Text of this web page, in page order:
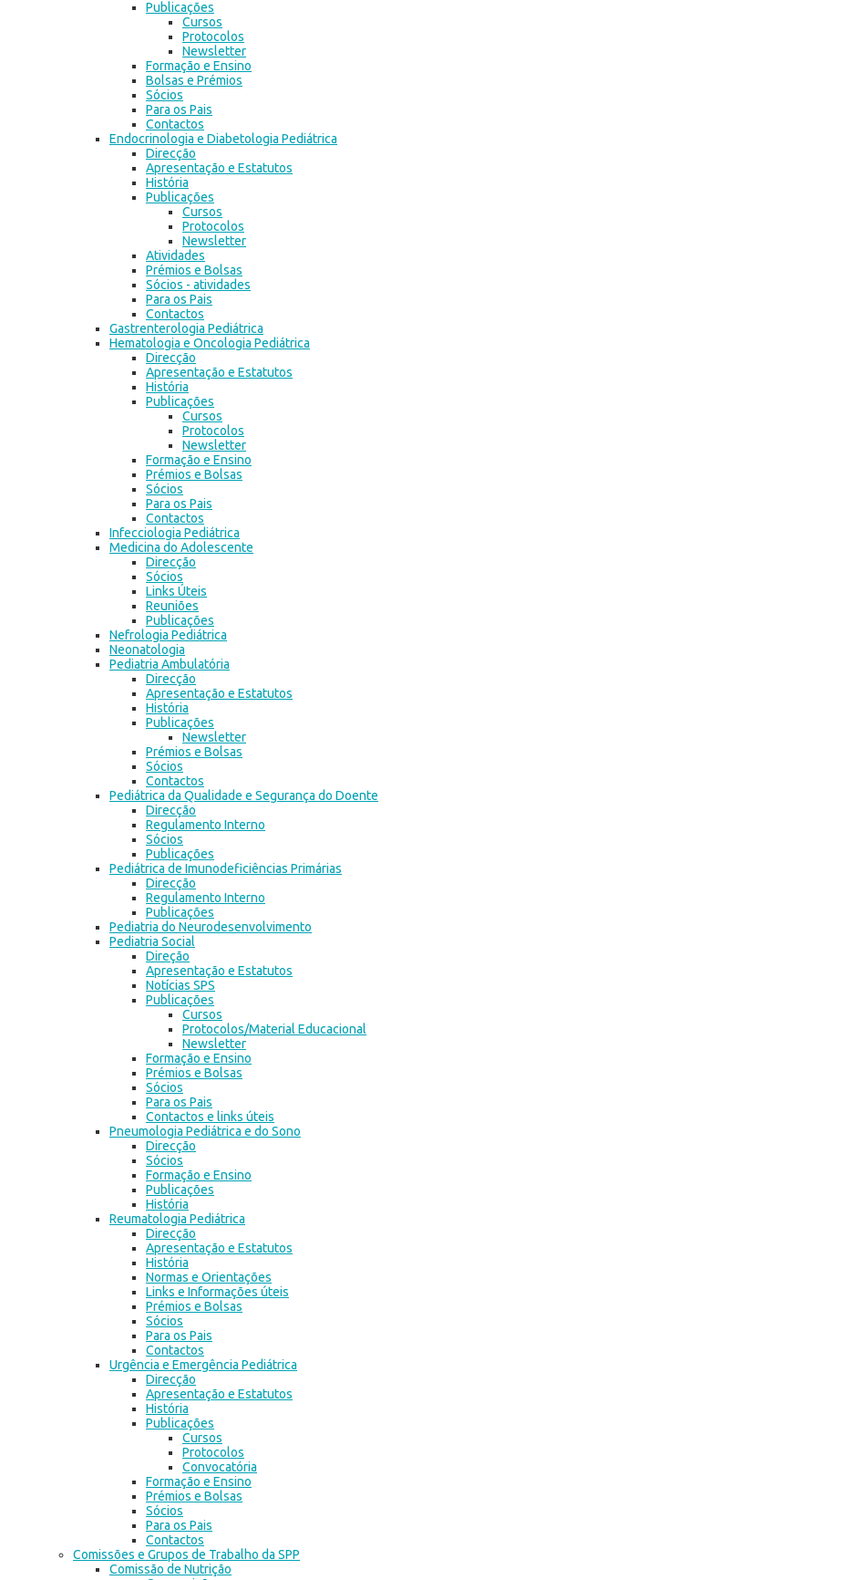
Publicações
Cursos
Protocolos
Newsletter
Formação e Ensino
Bolsas e Prémios
Sócios
Para os Pais
Contactos
Endocrinologia e Diabetologia Pediátrica
Direcção
Apresentação e Estatutos
História
Publicações
Cursos
Protocolos
Newsletter
Atividades
Prémios e Bolsas
Sócios - atividades
Para os Pais
Contactos
Gastrenterologia Pediátrica
Hematologia e Oncologia Pediátrica
Direcção
Apresentação e Estatutos
História
Publicações
Cursos
Protocolos
Newsletter
Formação e Ensino
Prémios e Bolsas
Sócios
Para os Pais
Contactos
Infecciologia Pediátrica
Medicina do Adolescente
Direcção
Sócios
Links Úteis
Reuniões
Publicações
Nefrologia Pediátrica
Neonatologia
Pediatria Ambulatória
Direcção
Apresentação e Estatutos
História
Publicações
Newsletter
Prémios e Bolsas
Sócios
Contactos
Pediátrica da Qualidade e Segurança do Doente
Direcção
Regulamento Interno
Sócios
Publicações
Pediátrica de Imunodeficiências Primárias
Direcção
Regulamento Interno
Publicações
Pediatria do Neurodesenvolvimento
Pediatria Social
Direção
Apresentação e Estatutos
Notícias SPS
Publicações
Cursos
Protocolos/Material Educacional
Newsletter
Formação e Ensino
Prémios e Bolsas
Sócios
Para os Pais
Contactos e links úteis
Pneumologia Pediátrica e do Sono
Direcção
Sócios
Formação e Ensino
Publicações
História
Reumatologia Pediátrica
Direcção
Apresentação e Estatutos
História
Normas e Orientações
Links e Informações úteis
Prémios e Bolsas
Sócios
Para os Pais
Contactos
Urgência e Emergência Pediátrica
Direcção
Apresentação e Estatutos
História
Publicações
Cursos
Protocolos
Convocatória
Formação e Ensino
Prémios e Bolsas
Sócios
Para os Pais
Contactos
Comissões e Grupos de Trabalho da SPP
Comissão de Nutrição